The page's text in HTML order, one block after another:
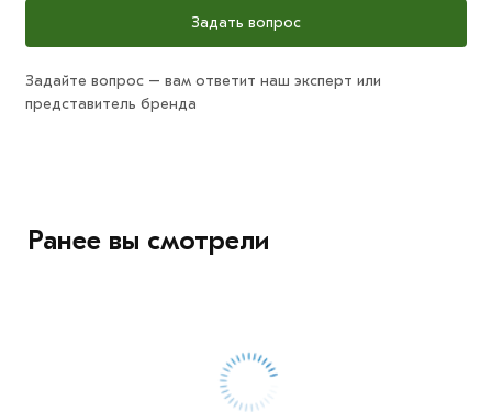
Задать вопрос
Задайте вопрос – вам ответит наш эксперт или
представитель бренда
Ранее вы смотрели